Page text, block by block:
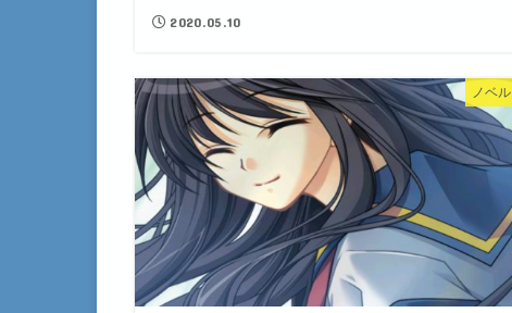
2020.05.10
ノベル